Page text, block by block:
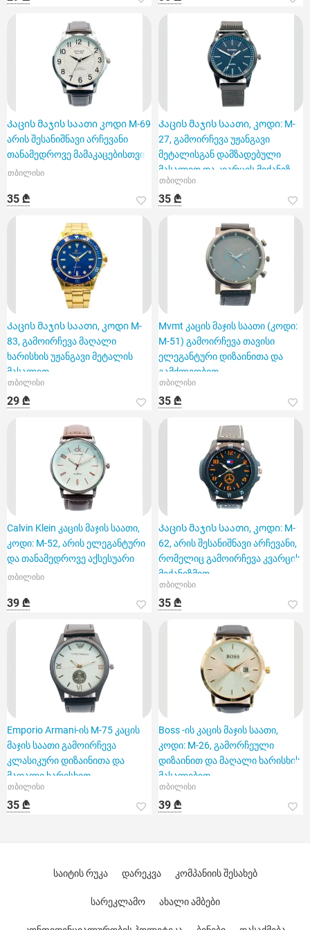
Კაცის მაჯის საათი კოდი M-69
არის შესანიშნავი არჩევანი
თანამედროვე მამაკაცებისთვის
თბილისი
35 ₾
Კაცის მაჯის საათი, კოდი: M-
27, გამოირჩევა უჟანგავი
მეტალისგან დამზადებული
მასალით და კვარცის მექანიზ
თბილისი
35 ₾
Კაცის მაჯის საათი, კოდი M-
83, გამოირჩევა მაღალი
ხარისხის უჟანგავი მეტალის
მასალით
თბილისი
29 ₾
Mvmt კაცის მაჯის საათი (კოდი:
M-51) გამოირჩევა თავისი
ელეგანტური დიზაინითა და
გამძლეობით.
თბილისი
35 ₾
Calvin Klein კაცის მაჯის საათი,
კოდი: M-52, არის ელეგანტური
და თანამედროვე აქსესუარი
თბილისი
39 ₾
Კაცის მაჯის საათი, კოდი: M-
62, არის შესანიშნავი არჩევანი,
რომელიც გამოირჩევა კვარცის
მექანიზმით
თბილისი
35 ₾
Emporio Armani-ის M-75 კაცის
მაჯის საათი გამოირჩევა
კლასიკური დიზაინითა და
მაღალი ხარისხით
თბილისი
35 ₾
Boss -ის კაცის მაჯის საათი,
კოდი: M-26, გამორჩეული
დიზაინით და მაღალი ხარისხის
მასალებით.
თბილისი
39 ₾
საიტის რუკა დარეკვა კომპანიის შესახებ
სარეკლამო ახალი ამბები